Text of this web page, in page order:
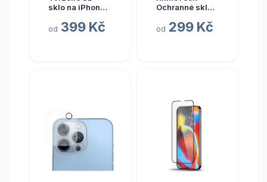
sklo na iPhone
od 399 Kč
Ochranné sklo
pro Apple
od 299 Kč